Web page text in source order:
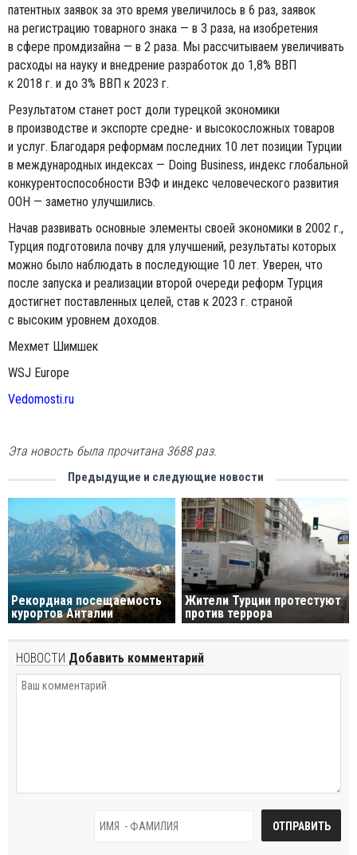
патентных заявок за это время увеличилось в 6 раз, заявок
на регистрацию товарного знака — в 3 раза, на изобретения
в сфере промдизайна — в 2 раза. Мы рассчитываем увеличивать
расходы на науку и внедрение разработок до 1,8% ВВП
к 2018 г. и до 3% ВВП к 2023 г.
Результатом станет рост доли турецкой экономики
в производстве и экспорте средне- и высокосложных товаров
и услуг. Благодаря реформам последних 10 лет позиции Турции
в международных индексах — Doing Business, индекс глобальной
конкурентоспособности ВЭФ и индекс человеческого развития
ООН — заметно улучшились.
Начав развивать основные элементы своей экономики в 2002 г.,
Турция подготовила почву для улучшений, результаты которых
можно было наблюдать в последующие 10 лет. Уверен, что
после запуска и реализации второй очереди реформ Турция
достигнет поставленных целей, став к 2023 г. страной
с высоким уровнем доходов.
Мехмет Шимшек
WSJ Europe
Vedomosti.ru
Эта новость была прочитана 3688 раз.
Предыдущие и следующие новости
Рекордная посещаемость
курортов Анталии
Жители Турции протестуют
против террора
НОВОСТИ Добавить комментарий